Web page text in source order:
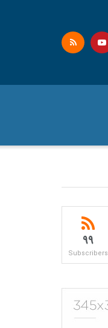
99
Subscribers